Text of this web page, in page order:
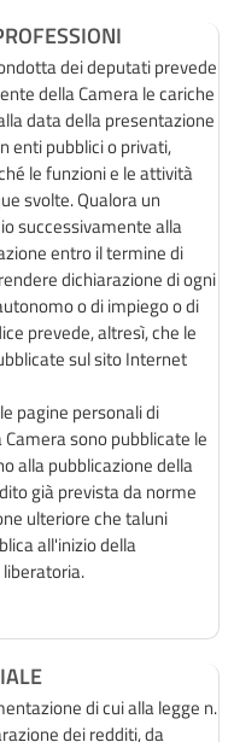
dei deputati prevede
della Camera le cariche
data della presentazione
enti pubblici o privati,
le funzioni e le attività
svolte. Qualora un
successivamente alla
entro il termine di
dichiarazione di ogni
o di impiego o di
prevede, altresì, che le
sul sito Internet
pagine personali di
sono pubblicate le
alla pubblicazione della
già prevista da norme
ulteriore che taluni
all'inizio della
di cui alla legge n.
dei redditi, da